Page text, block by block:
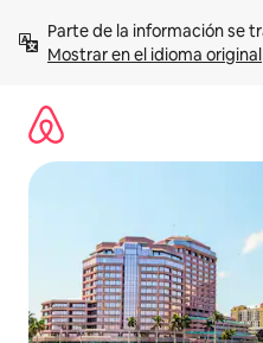
contenidoMostrar en el idioma original